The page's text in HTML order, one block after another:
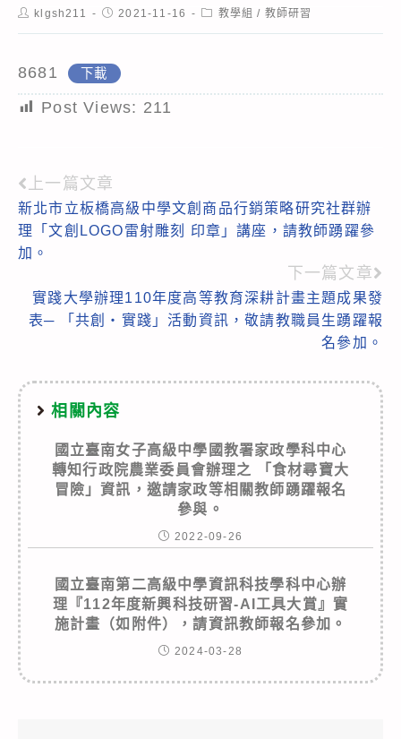
Postklgsh211
Post2021-11-16
Post教學組 / 教師研習
8681 下載
Post Views: 211
Read
more
articles
上一篇文章
新北市立板橋高級中學文創商品行銷策略研究社群辦
理「文創LOGO雷射雕刻 印章」講座，請教師踴躍參
加。
下一篇文章
實踐大學辦理110年度高等教育深耕計畫主題成果發
表─ 「共創‧實踐」活動資訊，敬請教職員生踴躍報
名參加。
相關內容
國立臺南女子高級中學國教署家政學科中心
轉知行政院農業委員會辦理之 「食材尋寶大
冒險」資訊，邀請家政等相關教師踴躍報名
參與。
2022-09-26
國立臺南第二高級中學資訊科技學科中心辦
理『112年度新興科技研習-AI工具大賞』實
施計畫（如附件），請資訊教師報名參加。
2024-03-28